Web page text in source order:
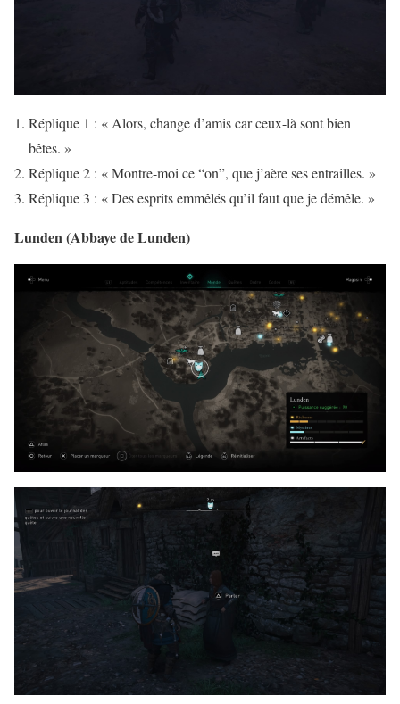
Réplique 1 : « Alors, change d’amis car ceux-là sont bien
bêtes. »
Réplique 2 : « Montre-moi ce “on”, que j’aère ses entrailles. »
Réplique 3 : « Des esprits emmêlés qu’il faut que je démêle. »
Lunden (Abbaye de Lunden)